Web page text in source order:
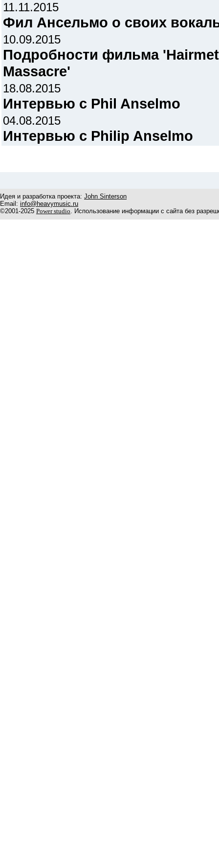
11.11.2015
Фил Ансельмо о своих
10.09.2015
Подробности фильма
Massacre'
18.08.2015
Интервью с Phil Anselmo
04.08.2015
Интервью с Philip Anselmo
Идея и разработка проекта: John Sinterson
Email: info@heavymusic.ru
©2001-2025 Power studio. Использование информации с сайта без